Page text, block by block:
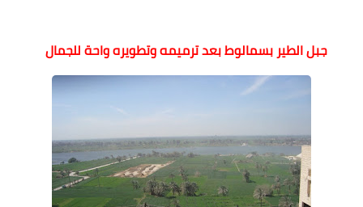
جبل الطير بسمالوط بعد ترميمه وتطويره واحة للجمال